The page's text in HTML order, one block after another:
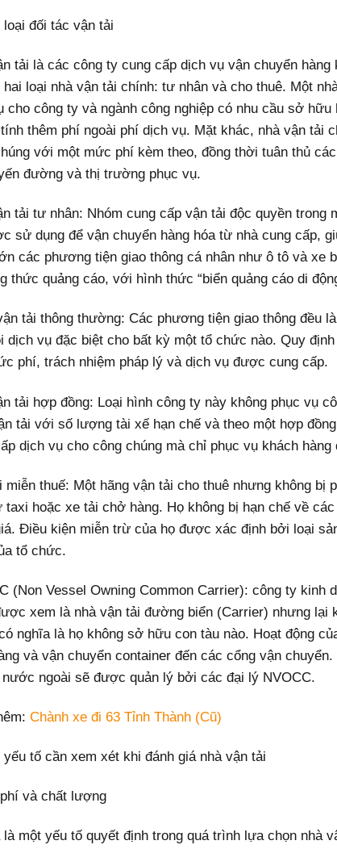
loại đối tác vận tải
tải là các công ty cung cấp dịch vụ vận chuyển
hai loại nhà vận tải chính: tư nhân và cho thuê. Một
cho công ty và ngành công nghiệp có nhu cầu sở
thêm phí ngoài phí dịch vụ. Mặt khác, nhà vận tải
với một mức phí kèm theo, đồng thời tuân thủ
đường và thị trường phục vụ.
tải tư nhân: Nhóm cung cấp vận tải độc quyền trong
sử dụng để vận chuyển hàng hóa từ nhà cung cấp,
các phương tiện giao thông cá nhân như ô tô và xe
thức quảng cáo, với hình thức “biển quảng cáo di
tải thông thường: Các phương tiện giao thông đều
dịch vụ đặc biệt cho bất kỳ một tổ chức nào. Quy
phí, trách nhiệm pháp lý và dịch vụ được cung cấp.
tải hợp đồng: Loại hình công ty này không phục vụ
tải với số lượng tài xế hạn chế và theo một hợp
dịch vụ cho công chúng mà chỉ phục vụ khách hàng
miễn thuế: Một hãng vận tải cho thuê nhưng không bị
taxi hoặc xe tải chở hàng. Họ không bị hạn chế về
Điều kiện miễn trừ của họ được xác định bởi loại
tổ chức.
(Non Vessel Owning Common Carrier): công ty
xem là nhà vận tải đường biển (Carrier) nhưng lại
nghĩa là họ không sở hữu con tàu nào. Hoạt động
và vận chuyển container đến các cổng vận
ngoài sẽ được quản lý bởi các đại lý NVOCC.
Chành xe đi 63 Tỉnh Thành (Cũ)
yếu tố cần xem xét khi đánh giá nhà vận tải
và chất lượng
là một yếu tố quyết định trong quá trình lựa chọn nhà